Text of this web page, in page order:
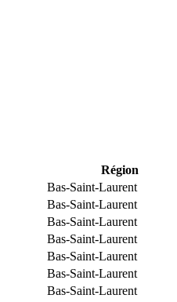
Région
Bas-Saint-Laurent
Bas-Saint-Laurent
Bas-Saint-Laurent
Bas-Saint-Laurent
Bas-Saint-Laurent
Bas-Saint-Laurent
Bas-Saint-Laurent